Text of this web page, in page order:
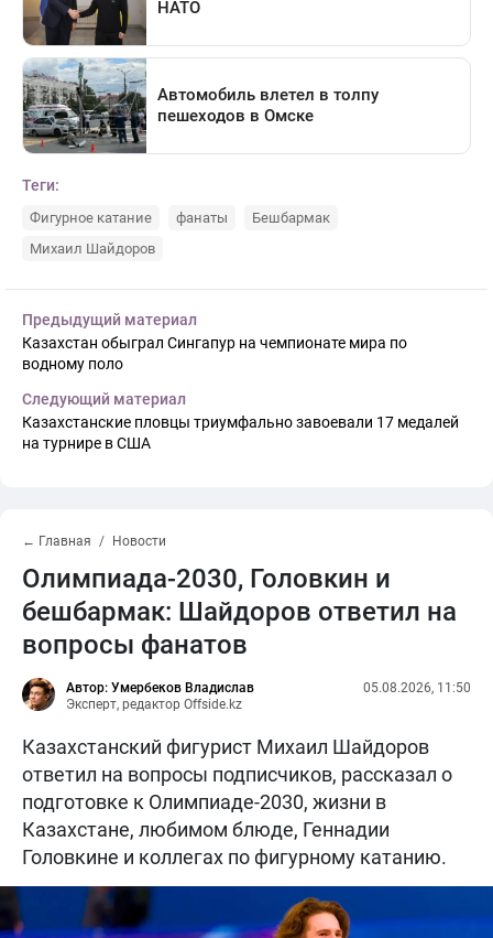
Теги:
Фигурное катание фанаты
Бешбармак
Михаил Шайдоров
Предыдущий материал
Казахстан обыграл Сингапур на чемпионате мира по
водному поло
Следующий материал
Казахстанские пловцы триумфально завоевали 17 медалей
на турнире в США
← Главная Новости
Олимпиада-2030, Головкин и
бешбармак: Шайдоров ответил на
вопросы фанатов
Автор: Умербеков Владислав
Эксперт, редактор Offside.kz
05.08.2026, 11:50
Казахстанский фигурист Михаил Шайдоров
ответил на вопросы подписчиков, рассказал о
подготовке к Олимпиаде-2030, жизни в
Казахстане, любимом блюде, Геннадии
Головкине и коллегах по фигурному катанию.